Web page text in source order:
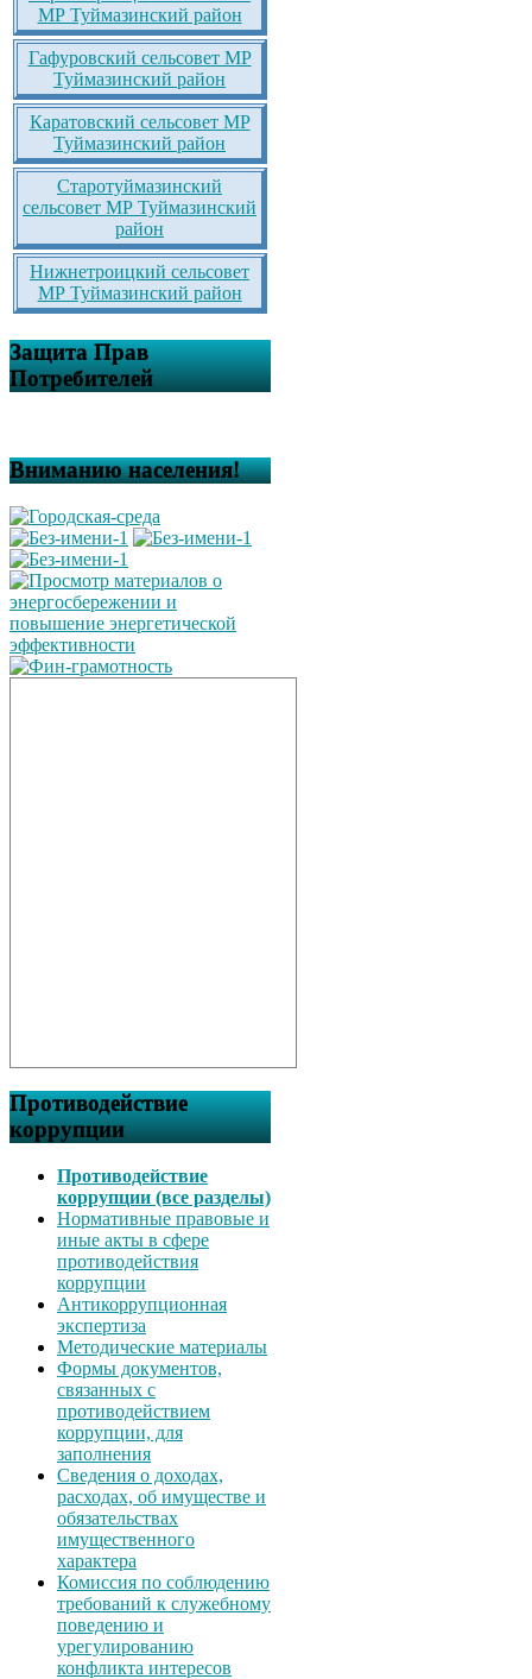
МР Туймазинский район
Гафуровский сельсовет МР
Туймазинский район
Каратовский сельсовет МР
Туймазинский район
Старотуймазинский
сельсовет МР Туймазинский
район
Нижнетроицкий сельсовет
МР Туймазинский район
Защита Прав
Потребителей
Вниманию населения!
Противодействие
коррупции
Противодействие
коррупции (все разделы)
Нормативные правовые и
иные акты в сфере
противодействия
коррупции
Антикоррупционная
экспертиза
Методические материалы
Формы документов,
связанных с
противодействием
коррупции, для
заполнения
Сведения о доходах,
расходах, об имуществе и
обязательствах
имущественного
характера
Комиссия по соблюдению
требований к служебному
поведению и
урегулированию
конфликта интересов